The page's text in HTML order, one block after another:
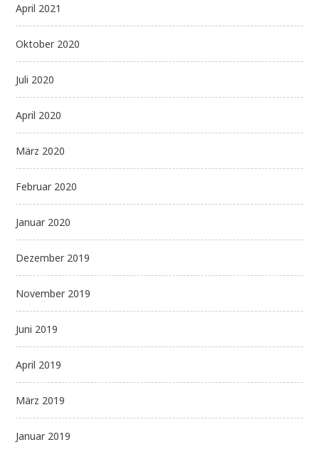
April 2021
Oktober 2020
Juli 2020
April 2020
März 2020
Februar 2020
Januar 2020
Dezember 2019
November 2019
Juni 2019
April 2019
März 2019
Januar 2019